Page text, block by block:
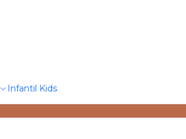
Infantil Kids